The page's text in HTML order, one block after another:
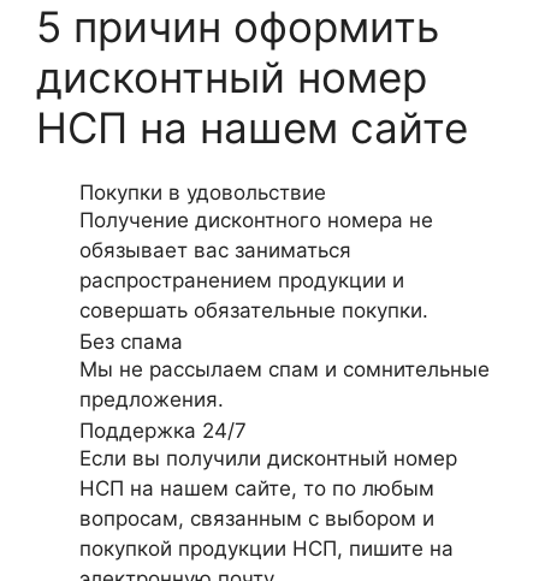
5 причин оформить
дисконтный номер
НСП на нашем сайте
Покупки в удовольствие
Получение дисконтного номера не
обязывает вас заниматься
распространением продукции и
совершать обязательные покупки.
Без спама
Мы не рассылаем спам и сомнительные
предложения.
Поддержка 24/7
Если вы получили дисконтный номер
НСП на нашем сайте, то по любым
вопросам, связанным с выбором и
покупкой продукции НСП, пишите на